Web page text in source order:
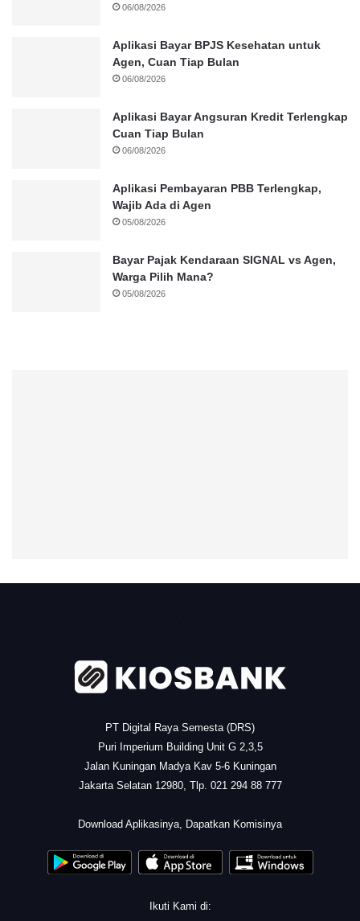
06/08/2026
Aplikasi Bayar BPJS Kesehatan untuk
Agen, Cuan Tiap Bulan
06/08/2026
Aplikasi Bayar Angsuran Kredit Terlengkap
Cuan Tiap Bulan
06/08/2026
Aplikasi Pembayaran PBB Terlengkap,
Wajib Ada di Agen
05/08/2026
Bayar Pajak Kendaraan SIGNAL vs Agen,
Warga Pilih Mana?
05/08/2026
.
PT Digital Raya Semesta (DRS)
Puri Imperium Building Unit G 2,3,5
Jalan Kuningan Madya Kav 5-6 Kuningan
Jakarta Selatan 12980, Tlp. 021 294 88 777
Download Aplikasinya, Dapatkan Komisinya
Ikuti Kami di: